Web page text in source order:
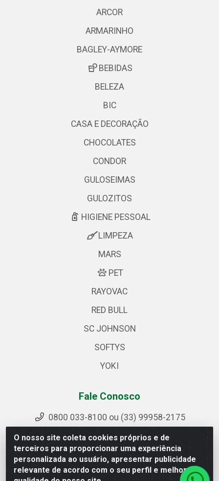
O nosso site coleta cookies próprios e de
terceiros para proporcionar uma experiência
personalizada ao usuário, apresentar publicidade
relevante de acordo com o seu perfil e melhorar a
ARCOR
ARMARINHO
BAGLEY-AYMORE
BEBIDAS
BELEZA
BIC
CASA E DECORAÇÃO
CHOCOLATES
CONDOR
GULOSEIMAS
GULOZITOS
HIGIENE PESSOAL
LIMPEZA
MARS
PET
RAYOVAC
RED BULL
SC JOHNSON
SOFTYS
YOKI
Fale Conosco
0800 033-8100 ou (33) 99958-2175
sac@ipirangamg.com.br
Acompanhe nossas publicações